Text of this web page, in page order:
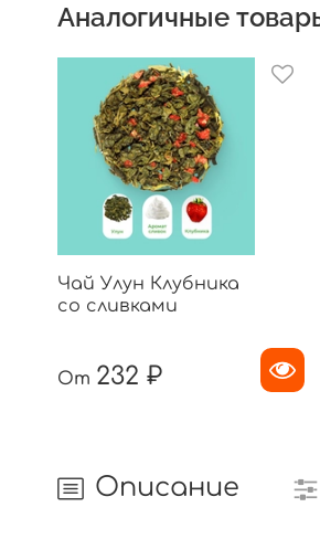
Аналогичные
Чай Улун Клубника
со сливками
От 232 ₽
Описание